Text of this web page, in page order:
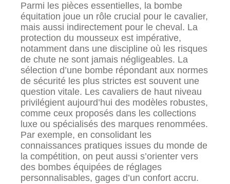
Parmi les pièces essentielles, la bombe
équitation joue un rôle crucial pour le cavalier,
mais aussi indirectement pour le cheval. La
protection du mousseux est impérative,
notamment dans une discipline où les risques
de chute ne sont jamais négligeables. La
sélection d’une bombe répondant aux normes
de sécurité les plus strictes est souvent une
question vitale. Les cavaliers de haut niveau
privilégient aujourd’hui des modèles robustes,
comme ceux proposés dans les collections
luxe ou spécialisés des marques renommées.
Par exemple, en consolidant les
connaissances pratiques issues du monde de
la compétition, on peut aussi s’orienter vers
des bombes équipées de réglages
personnalisables, gages d’un confort accru.